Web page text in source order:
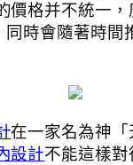
價格并不統一
同時會隨著時間
在一家名為神
設計不能這樣